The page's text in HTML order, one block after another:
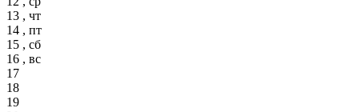
13 , чт
14 , пт
15 , сб
16 , вс
17
18
19